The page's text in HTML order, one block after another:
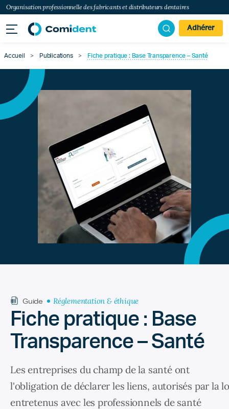
Organisation professionnelle des fabricants et distributeurs dentaires
Adhérer
Accueil > Publications > Fiche pratique : Base Transparence – Santé
Guide Réglementation & éthique
Fiche pratique : Base
Transparence – Santé
Les entreprises du champ de la santé ont
l'obligation de déclarer les liens, autorisés par la
entretenus avec les professionnels de santé